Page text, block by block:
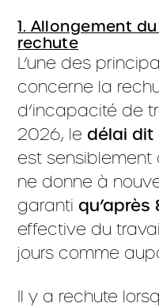
1. Allongement
rechute
L’une des
concerne la
d’incapacité de
2026, le délai dit
est sensiblement
ne donne à
garanti
effective du
jours comme
Il y a rechute